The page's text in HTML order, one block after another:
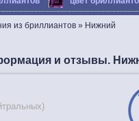
из бриллиантов » Нижний
и отзывы.
)